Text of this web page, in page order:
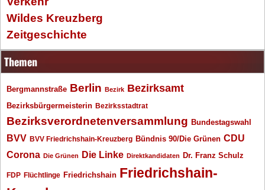
Wildes Kreuzberg
Zeitgeschichte
Themen
Bergmannstraße Berlin Bezirk Bezirksamt
Bezirksbürgermeisterin Bezirksstadtrat
Bezirksverordnetenversammlung Bundestagswahl
BVV BVV Friedrichshain-Kreuzberg Bündnis 90/Die Grünen CDU
Corona Die Grünen Die Linke Direktkandidaten Dr. Franz Schulz
FDP Flüchtlinge Friedrichshain Friedrichshain-